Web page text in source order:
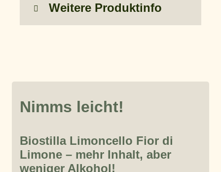
Weitere Produktinfo
Nimms leicht!
Biostilla Limoncello Fior di
Limone – mehr Inhalt, aber
weniger Alkohol!